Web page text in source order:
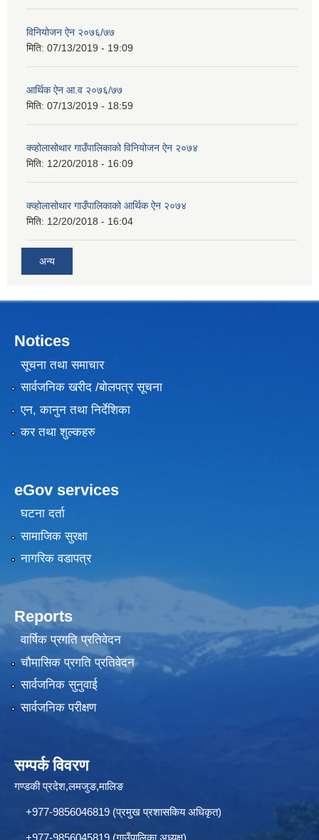
विनियोजन ऐन २०७६/७७
मिति: 07/13/2019 - 19:09
आर्थिक ऐन आ.व २०७६/७७
मिति: 07/13/2019 - 18:59
क्व्होलासोथार गाउँपालिकाको विनियोजन ऐन २०७४
मिति: 12/20/2018 - 16:09
क्व्होलासोथार गाउँपालिकाको आर्थिक ऐन २०७४
मिति: 12/20/2018 - 16:04
अन्य
Notices
सूचना तथा समाचार
सार्वजनिक खरीद /बोलपत्र सूचना
एन, कानुन तथा निर्देशिका
कर तथा शुल्कहरु
eGov services
घटना दर्ता
सामाजिक सुरक्षा
नागरिक वडापत्र
Reports
वार्षिक प्रगति प्रतिवेदन
चौमासिक प्रगति प्रतिवेदन
सार्वजनिक सुनुवाई
सार्वजनिक परीक्षण
सम्पर्क विवरण
गण्डकी प्रदेश,लमजुङ,मालिङ
+977-9856046819 (प्रमुख प्रशासकिय अधिकृत)
+977-9856045819 (गाउँपालिका अध्यक्ष)